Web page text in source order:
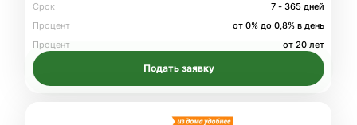
Срок
7 - 365 дней
Процент
от 0% до 0,8% в день
Процент
от 20 лет
Подать заявку